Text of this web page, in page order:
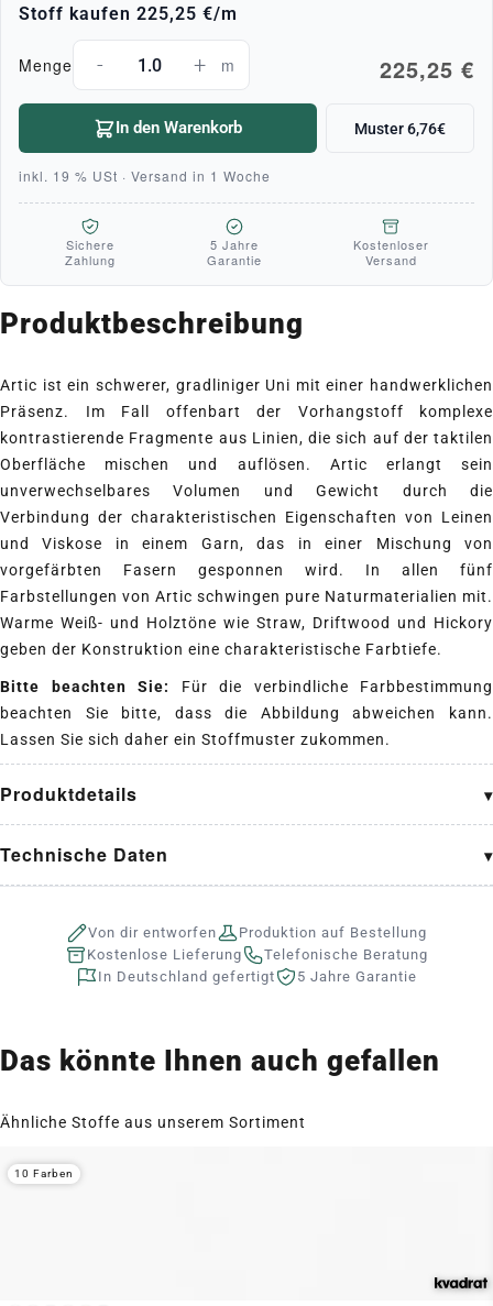
Stoff kaufen 225,25 €/m
Menge - + m 225,25 €
In den Warenkorb Muster 6,76€
inkl. 19 % USt · Versand in 1 Woche
Sichere
Zahlung
5 Jahre
Garantie
Kostenloser
Versand
Produktbeschreibung
Artic ist ein schwerer, gradliniger Uni mit einer handwerklichen
Präsenz. Im Fall offenbart der Vorhangstoff komplexe
kontrastierende Fragmente aus Linien, die sich auf der taktilen
Oberfläche mischen und auflösen. Artic erlangt sein
unverwechselbares Volumen und Gewicht durch die
Verbindung der charakteristischen Eigenschaften von Leinen
und Viskose in einem Garn, das in einer Mischung von
vorgefärbten Fasern gesponnen wird. In allen fünf
Farbstellungen von Artic schwingen pure Naturmaterialien mit.
Warme Weiß- und Holztöne wie Straw, Driftwood und Hickory
geben der Konstruktion eine charakteristische Farbtiefe.
Bitte beachten Sie:
Für die verbindliche Farbbestimmung
beachten Sie bitte, dass die Abbildung abweichen kann.
Lassen Sie sich daher ein Stoffmuster zukommen.
Produktdetails
Technische Daten
Von dir entworfen
Produktion auf Bestellung
Kostenlose Lieferung
Telefonische Beratung
In Deutschland gefertigt
5 Jahre Garantie
Das könnte Ihnen auch gefallen
Ähnliche Stoffe aus unserem Sortiment
10 Farben